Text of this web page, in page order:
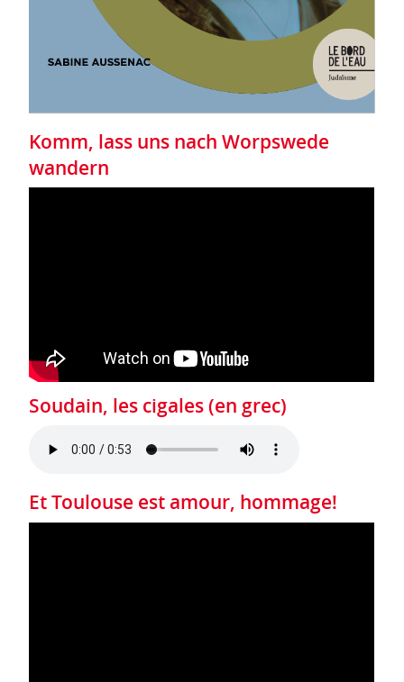
Komm, lass uns nach Worpswede
wandern
Soudain, les cigales (en grec)
Et Toulouse est amour, hommage!